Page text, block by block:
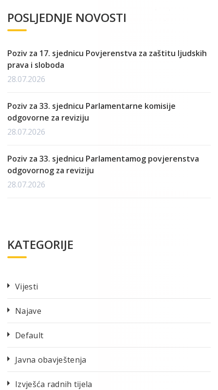
POSLJEDNJE NOVOSTI
Poziv za 17. sjednicu Povjerenstva za zaštitu ljudskih
prava i sloboda
28.07.2026
Poziv za 33. sjednicu Parlamentarne komisije
odgovorne za reviziju
28.07.2026
Poziv za 33. sjednicu Parlamentamog povjerenstva
odgovornog za reviziju
28.07.2026
KATEGORIJE
Vijesti
Najave
Default
Javna obavještenja
Izvješća radnih tijela